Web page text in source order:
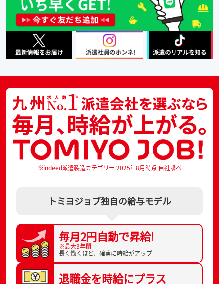
※indeed派遣製造カテゴリー 2025年8月時点 自社調べ
トミヨジョブ独自の給与モデル
毎月2円自動で昇給!
※最大3年間
長く働くほど、 確実に時給がアップ
退職金を時給にプラス